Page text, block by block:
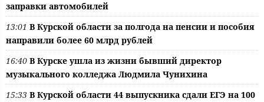
заправки автомобилей
13:01 В Курской области за полгода на пенсии и пособия
направили более 60 млрд рублей
16:40 В Курске ушла из жизни бывший директор
музыкального колледжа Людмила Чунихина
15:33 В Курской области 44 выпускника сдали ЕГЭ на 100